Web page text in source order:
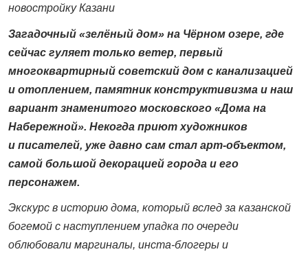
новостройку Казани
Загадочный «зелёный дом» на Чёрном озере, где
сейчас гуляет только ветер, первый
многоквартирный советский дом с канализацией
и отоплением, памятник конструктивизма и наш
вариант знаменитого московского «Дома на
Набережной». Некогда приют художников
и писателей, уже давно сам стал арт-объектом,
самой большой декорацией города и его
персонажем.
Экскурс в историю дома, который вслед за казанской
богемой с наступлением упадка по очереди
облюбовали маргиналы, инста-блогеры и